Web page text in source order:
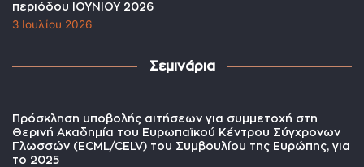
περιόδου ΙΟΥΝΙΟΥ 2026
3 Ιουλίου 2026
Σεμινάρια
Πρόσκληση υποβολής αιτήσεων για συμμετοχή στη
Θερινή Ακαδημία του Ευρωπαϊκού Κέντρου Σύγχρονων
Γλωσσών (ECML/CELV) του Συμβουλίου της Ευρώπης, για
το 2025